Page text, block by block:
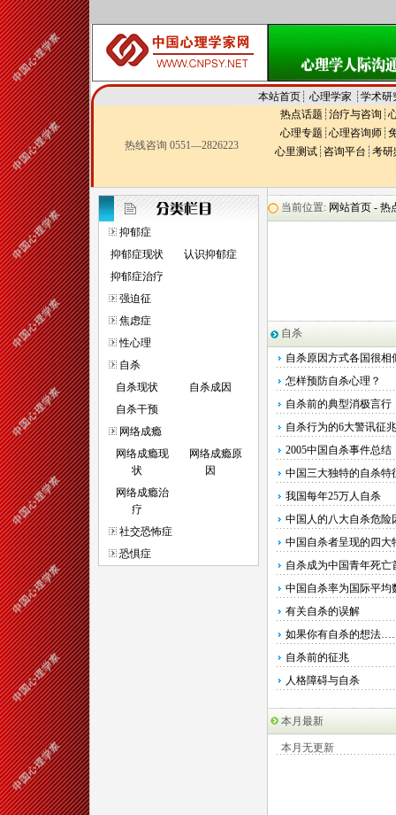
本站首页┊ 心理学家 ┊ 学术研
热线咨询 0551—2826223
热点话题 ┊ 治疗与咨询 ┊
心理专题 ┊ 心理咨询师 ┊
心里测试 ┊ 咨询平台 ┊ 考研
抑郁症
抑郁症现状
认识抑郁症
抑郁症治疗
强迫征
焦虑症
性心理
自杀
自杀现状
自杀成因
自杀干预
网络成瘾
网络成瘾现
状
网络成瘾原
因
网络成瘾治
疗
社交恐怖症
恐惧症
当前位置: 网站首页 - 热
自杀
自杀原因方式各国很相
怎样预防自杀心理？
自杀前的典型消极言行
自杀行为的6大警讯征兆
2005中国自杀事件总结
中国三大独特的自杀特
我国每年25万人自杀
中国人的八大自杀危险
中国自杀者呈现的四大
自杀成为中国青年死亡
中国自杀率为国际平均
有关自杀的误解
如果你有自杀的想法
自杀前的征兆
人格障碍与自杀
本月最新
本月无更新